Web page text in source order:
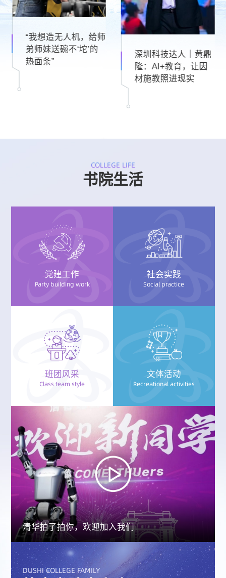
深圳科技达人｜黄鼎
隆：AI+教育，让因
材施教照进现实
全球首款！发射成
功！
书院生活
党建工作
Party building work Social practice
班团风采
Class team style
文体活动
Recreational activities
清华拍了拍你，欢迎加入我们
DUSHI COLLEGE FAMILY
笃实书院大家庭